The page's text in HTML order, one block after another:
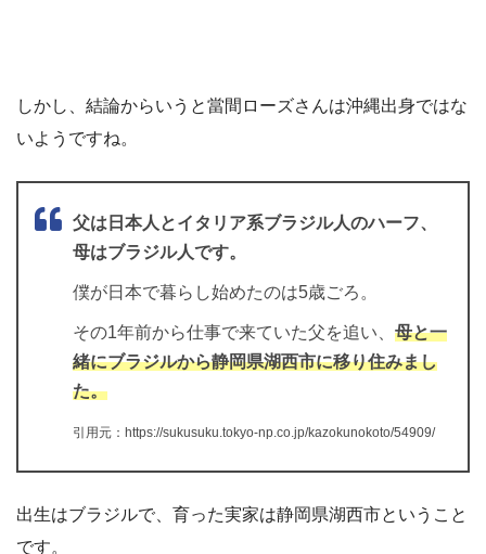
しかし、結論からいうと當間ローズさんは沖縄出身ではな
いようですね。
父は日本人とイタリア系ブラジル人のハーフ、
母はブラジル人です。
僕が日本で暮らし始めたのは5歳ごろ。
その1年前から仕事で来ていた父を追い、 母と一
緒にブラジルから静岡県湖西市に移り住みまし
た。
引用元：https://sukusuku.tokyo-np.co.jp/kazokunokoto/54909/
出生はブラジルで、育った実家は静岡県湖西市ということ
です。